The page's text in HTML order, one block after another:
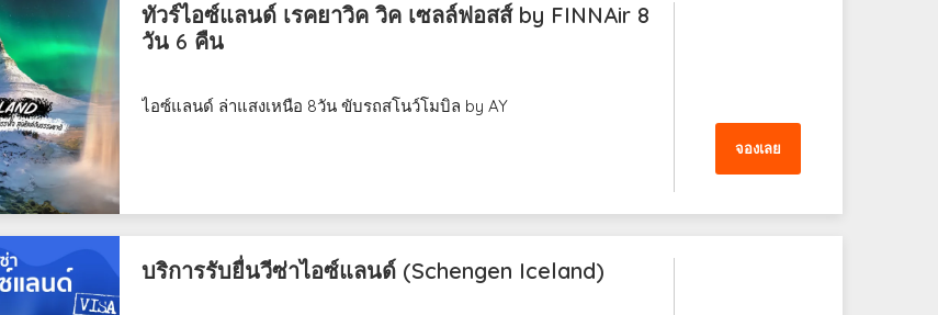
ทัวร์ไอซ์แลนด์ เรคยาวิค วิค เซลล์ฟอสส์ by FINNAir 8
วัน 6 คืน
ไอซ์แลนด์ ล่าแสงเหนือ 8วัน ขับรถสโนว์โมบิล by AY
จองเลย
บริการรับยื่นวีซ่าไอซ์แลนด์ (Schengen Iceland)